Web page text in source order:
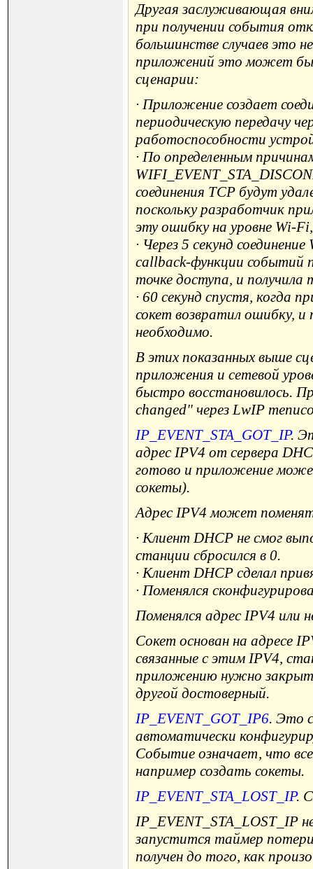
Другая заслуживающая
при получении события
большинстве случаев это
приложений это может
сценарии:
· Приложение создает
периодическую передачу
работоспособности
· По определенным
соединения TCP будут
поскольку разработчик
эту ошибку на уровне Wi-
· Через 5 секунд
callback-функции событий
точке доступа, и
· 60 секунд спустя, когда
сокет возвратил ошибку, и
необходимо.
В этих показанных выше
приложения и сетевой
быстро восстановилось.
changed" через LwIP
IP_EVENT_STA_GOT_IP.
адрес IPV4 от сервера
готово и приложение
сокеты).
Адрес IPV4 может
· Клиент DHCP не смог
станции сбросился в 0.
· Клиент DHCP сделал
· Поменялся
Поменялся адрес IPV4 или
Сокет основан на адресе
связанные с этим IPV4,
приложению нужно
другой достоверный.
IP_EVENT_GOT_IP6. Это
автоматически
Событие означает, что
например создать сокеты.
IP_EVENT_STA_LOST_IP.
IP_EVENT_STA_LOST_IP
запустится таймер
получен до того, как